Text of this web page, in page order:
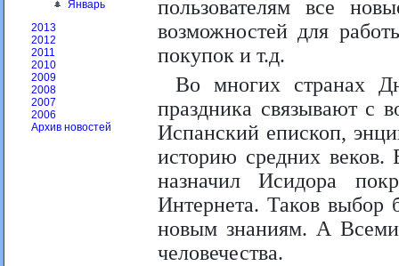
Январь
2013
2012
2011
2010
2009
2008
2007
2006
Архив новостей
пользователям все
возможностей для
покупок и т.д.
Во многих странах
праздника связывают с
Испанский епископ,
историю средних
назначил Исидора
Интернета. Таков выбор
новым знаниям. А
человечества.